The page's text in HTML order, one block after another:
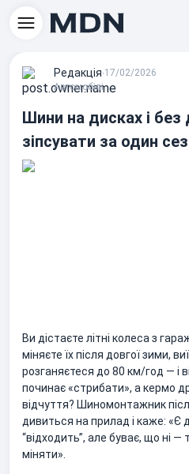
Редакцiя∙17/02/2026
Автомобілі
Шини на дисках і без
зіпсувати за один
Ви дістаєте літні колеса з
міняєте їх після довгої зими,
розганяєтеся до 80 км/год — і
починає «стрибати», а кермо
відчуття? Шиномонтажник
дивиться на прилад і каже: «Є
“відходить”, але буває, що ні
міняти».